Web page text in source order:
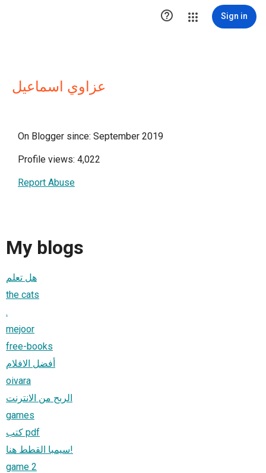
 Sign in
عزاوي اسماعيل
On Blogger since: September 2019
Profile views: 4,022
Report Abuse
My blogs
هل تعلم
the cats
.
mejoor
free-books
أفضل الافلام
oivara
الربح من الانترنت
games
كتب pdf
سيمبا القطط هنا!
game 2